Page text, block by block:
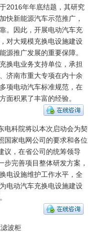
2016年年底结题，其研究
快新能源汽车示范推广，
。因此，开展电动汽车充
对大规模充换电设施建设
源推广发展的重要保障。
换电业务支持单位，承担
济南市重大专项在内十余
项电动汽车标准规范，在
面积累了丰富的经验。
电科院将以本次启动会为契
国家电网公司的要求和各位
议，在省公司的统筹领导
步完善项目整体研发方案，
电设施维护工作水平，全
电动汽车充换电设施建设
波柜